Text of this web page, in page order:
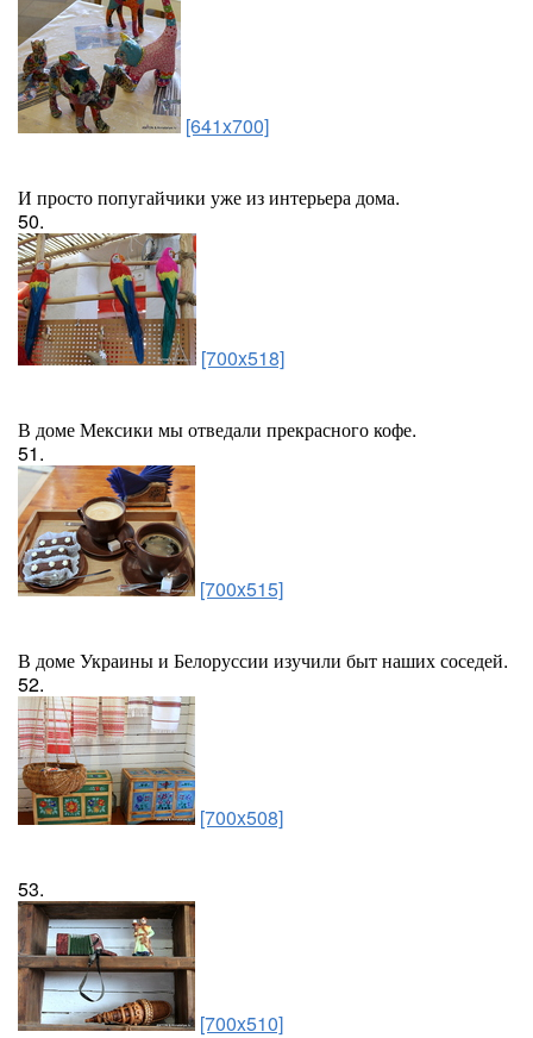
[641x700]
И просто попугайчики уже из интерьера дома.
50.
[700x518]
В доме Мексики мы отведали прекрасного кофе.
51.
[700x515]
В доме Украины и Белоруссии изучили быт наших соседей.
52.
[700x508]
53.
[700x510]